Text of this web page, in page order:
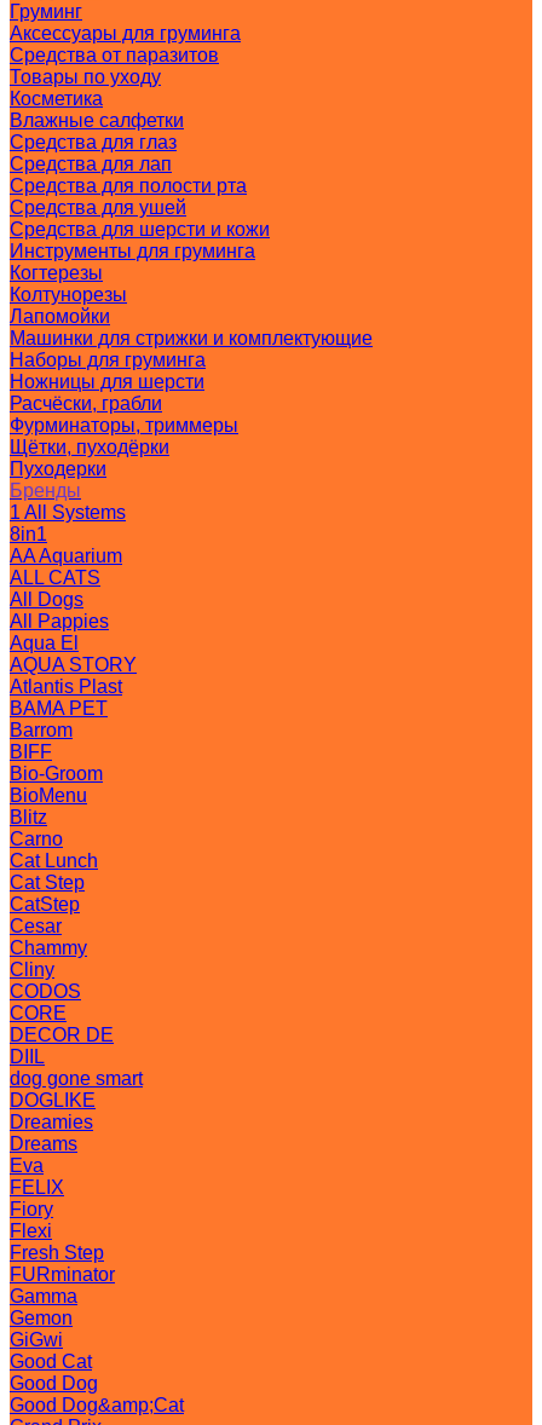
Груминг
Аксессуары для груминга
Средства от паразитов
Товары по уходу
Косметика
Влажные салфетки
Средства для глаз
Средства для лап
Средства для полости рта
Средства для ушей
Средства для шерсти и кожи
Инструменты для груминга
Когтерезы
Колтунорезы
Лапомойки
Машинки для стрижки и комплектующие
Наборы для груминга
Ножницы для шерсти
Расчёски, грабли
Фурминаторы, триммеры
Щётки, пуходёрки
Пуходерки
Бренды
1 All Systems
8in1
AA Aquarium
ALL CATS
All Dogs
All Pappies
Aqua El
AQUA STORY
Atlantis Plast
BAMA PET
Barrom
BIFF
Bio-Groom
BioMenu
Blitz
Carno
Cat Lunch
Cat Step
CatStep
Cesar
Chammy
Cliny
CODOS
CORE
DECOR DE
DIIL
dog gone smart
DOGLIKE
Dreamies
Dreams
Eva
FELIX
Fiory
Flexi
Fresh Step
FURminator
Gamma
Gemon
GiGwi
Good Cat
Good Dog
Good Dog&amp;Cat